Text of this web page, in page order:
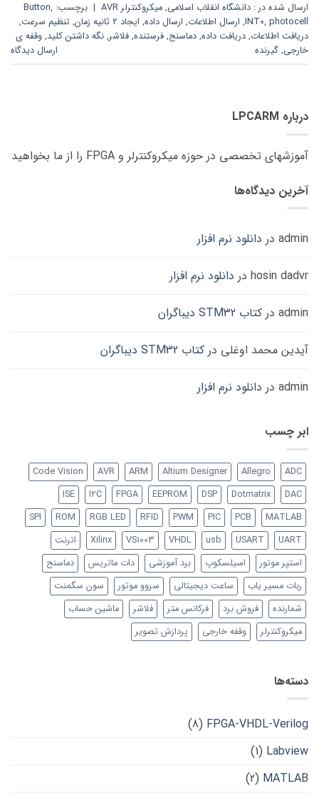
ارسال شده در : دانشگاه انقلاب اسلامی, میکروکنترلر AVR | برچسب: Button,
INT0, photocell
, ارسال اطلاعات, ارسال داده, ایجاد 2 ثانیه زمان , تنظیم سرعت,
دریافت اطلاعات, دریافت داده, دماسنج, فرستنده, فلاشر, نگه داشتن کلید, وقفه ی
خارجی, گیرنده ارسال دیدگاه
درباره LPCARM
آموزشهای تخصصی در حوزه میکروکنترلر و FPGA را از ما بخواهید
آخرین دیدگاه‌ها
admin در دانلود نرم افزار
hosin dadvr در دانلود نرم افزار
admin در کتاب STM32 دیباگران
آیدین محمد اوغلی در کتاب STM32 دیباگران
admin در دانلود نرم افزار
ابر چسب
ADC
Allegro
Altium Designer
ARM
AVR
Code Vision
DAC
Dotmatrix
DSP
EEPROM
FPGA
I2C
ISE
MATLAB
PCB
PIC
PWM
RFID
RGB LED
ROM
SPI
UART
USART
usb
VHDL
VS1003
Xilinx
اترنت
استپر موتور
اسیلسکوپ برد آموزشی دات ماتریس
دماسنج
ربات مسیر یاب
ساعت دیجیتالی سروو موتور
سون سگمنت
شمارنده
فروش برد فرکانس متر فلاشر
ماشین حساب
میکروکنترلر
وقفه خارجی پردازش تصویر
دسته‌ها
FPGA-VHDL-Verilog
(8)
Labview
(1)
MATLAB
(2)